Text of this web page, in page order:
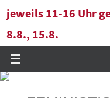
jeweils 11-16 Uhr
8.8., 15.8.